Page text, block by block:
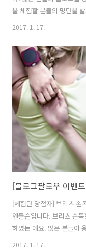
을 체험할 분들의 명단을
M150 의 특별함은?1. 블루
당첨자블랙(10명)강문
진*(2342)박재*(4153)박
(7333)윤준*(3009)심지
레이(10명)강희*(8937)고
2017. 1. 17.
[체험단 당첨자] 브리츠 손
엔돌슨입니다. 브리츠 손
하였는 데요. 많은 분들이
보고 또 보고 했지만, 수량
2017. 1. 17.